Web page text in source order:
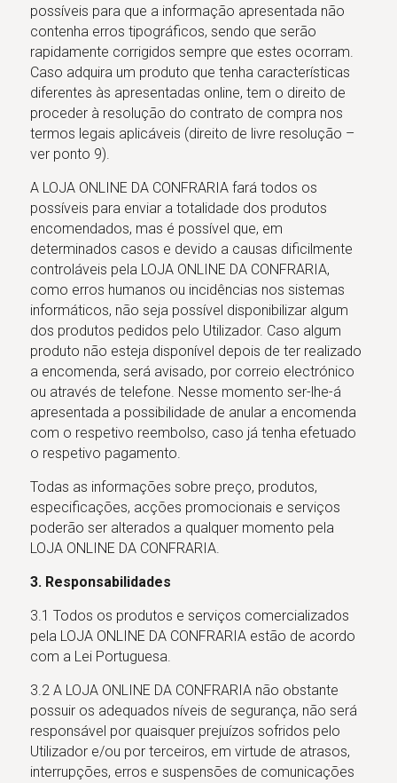
possíveis para que a informação apresentada não
contenha erros tipográficos, sendo que serão
rapidamente corrigidos sempre que estes ocorram.
Caso adquira um produto que tenha características
diferentes às apresentadas online, tem o direito de
proceder à resolução do contrato de compra nos
termos legais aplicáveis (direito de livre resolução –
ver ponto 9).
A LOJA ONLINE DA CONFRARIA fará todos os
possíveis para enviar a totalidade dos produtos
encomendados, mas é possível que, em
determinados casos e devido a causas dificilmente
controláveis pela LOJA ONLINE DA CONFRARIA,
como erros humanos ou incidências nos sistemas
informáticos, não seja possível disponibilizar algum
dos produtos pedidos pelo Utilizador. Caso algum
produto não esteja disponível depois de ter realizado
a encomenda, será avisado, por correio electrónico
ou através de telefone. Nesse momento ser-lhe-á
apresentada a possibilidade de anular a encomenda
com o respetivo reembolso, caso já tenha efetuado
o respetivo pagamento.
Todas as informações sobre preço, produtos,
especificações, acções promocionais e serviços
poderão ser alterados a qualquer momento pela
LOJA ONLINE DA CONFRARIA.
3. Responsabilidades
3.1 Todos os produtos e serviços comercializados
pela LOJA ONLINE DA CONFRARIA estão de acordo
com a Lei Portuguesa.
3.2 A LOJA ONLINE DA CONFRARIA não obstante
possuir os adequados níveis de segurança, não será
responsável por quaisquer prejuízos sofridos pelo
Utilizador e/ou por terceiros, em virtude de atrasos,
interrupções, erros e suspensões de comunicações